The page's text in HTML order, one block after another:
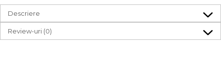
Descriere
Review-uri (0)